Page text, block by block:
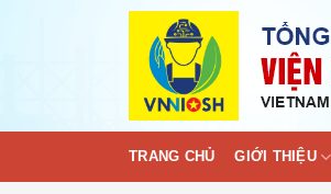
TRANG CHỦ GIỚI THIỆU